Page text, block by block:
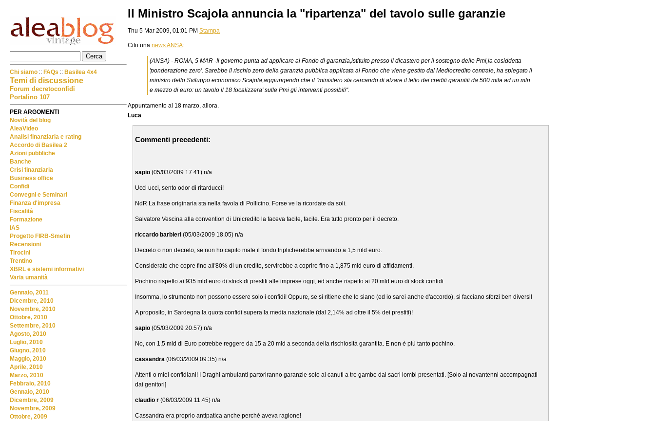
Il Ministro Scajola annuncia la "ripartenza" del tavolo sulle garanzie
Thu 5 Mar 2009, 01:01 PM Stampa
Cito una news ANSA:
(ANSA) - ROMA, 5 MAR -Il governo punta ad applicare al Fondo di garanzia,istituito presso il dicastero per il sostegno delle Pmi,la cosiddetta
'ponderazione zero'. Sarebbe il rischio zero della garanzia pubblica applicata al Fondo che viene gestito dal Mediocredito centrale, ha spiegato il
ministro dello Sviluppo economico Scajola,aggiungendo che il ''ministero sta cercando di alzare il tetto dei crediti garantiti da 500 mila ad un mln
e mezzo di euro: un tavolo il 18 focalizzera' sulle Pmi gli interventi possibili''.
Appuntamento al 18 marzo, allora.
Luca
Commenti precedenti:
sapio (05/03/2009 17.41) n/a
Ucci ucci, sento odor di ritarducci!
NdR La frase originaria sta nella favola di Pollicino. Forse ve la ricordate da soli.
Salvatore Vescina alla convention di Unicredito la faceva facile, facile. Era tutto pronto per il decreto.
riccardo barbieri (05/03/2009 18.05) n/a
Decreto o non decreto, se non ho capito male il fondo triplicherebbe arrivando a 1,5 mld euro.
Considerato che copre fino all'80% di un credito, servirebbe a coprire fino a 1,875 mld euro di affidamenti.
Pochino rispetto ai 935 mld euro di stock di prestiti alle imprese oggi, ed anche rispetto ai 20 mld euro di stock confidi.
Insomma, lo strumento non possono essere solo i confidi! Oppure, se si ritiene che lo siano (ed io sarei anche d'accordo), si facciano sforzi ben diversi!
A proposito, in Sardegna la quota confidi supera la media nazionale (dal 2,14% ad oltre il 5% dei prestiti)!
sapio (05/03/2009 20.57) n/a
No, con 1,5 mld di Euro potrebbe reggere da 15 a 20 mld a seconda della rischiosità garantita. E non è più tanto pochino.
cassandra (06/03/2009 09.35) n/a
Attenti o miei confidiani! I Draghi ambulanti partoriranno garanzie solo ai canuti a tre gambe dai sacri lombi presentati. [Solo ai novantenni accompagnati
dai genitori]
claudio r (06/03/2009 11.45) n/a
Cassandra era proprio antipatica anche perchè aveva ragione!
Chi siamo :: FAQs :: Basilea 4x4
Temi di discussione
Forum decretoconfidi
Portalino 107
PER ARGOMENTI
Novità del blog
AleaVideo
Analisi finanziaria e rating
Accordo di Basilea 2
Azioni pubbliche
Banche
Crisi finanziaria
Business office
Confidi
Convegni e Seminari
Finanza d'impresa
Fiscalità
Formazione
IAS
Progetto FIRB-Smefin
Recensioni
Tirocini
Trentino
XBRL e sistemi informativi
Varia umanità
Gennaio, 2011
Dicembre, 2010
Novembre, 2010
Ottobre, 2010
Settembre, 2010
Agosto, 2010
Luglio, 2010
Giugno, 2010
Maggio, 2010
Aprile, 2010
Marzo, 2010
Febbraio, 2010
Gennaio, 2010
Dicembre, 2009
Novembre, 2009
Ottobre, 2009